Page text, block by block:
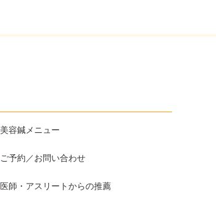
美容鍼メニュー
ご予約／お問い合わせ
医師・アスリートからの推薦